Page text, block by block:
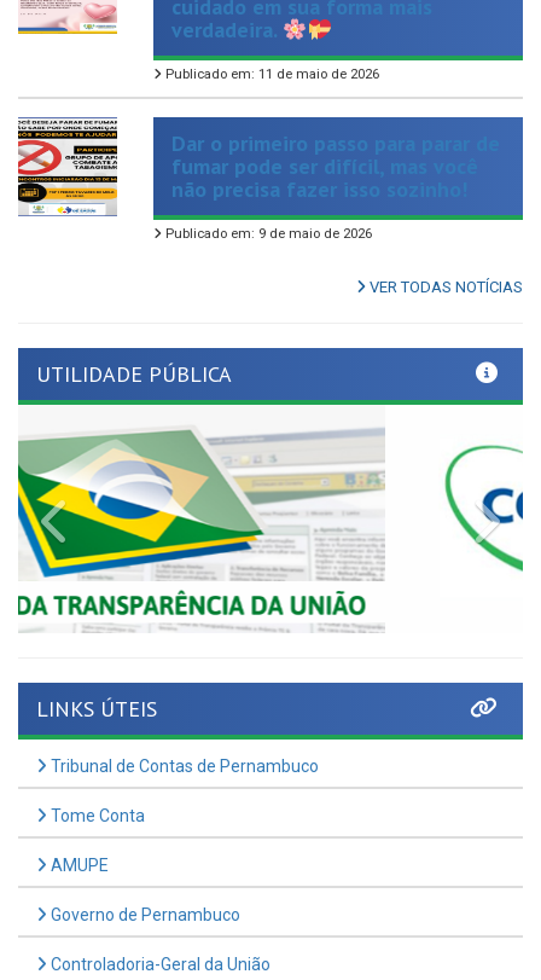
Publicado em: 11 de maio de 2026
Dar o primeiro passo para parar de
fumar pode ser difícil, mas você
não precisa fazer isso sozinho!
Publicado em: 9 de maio de 2026
VER TODAS NOTÍCIAS
Previous
Tribunal de Contas de Pernambuco
Tome Conta
AMUPE
Governo de Pernambuco
Controladoria-Geral da União
Confederação Nacional de Municípios - CNM